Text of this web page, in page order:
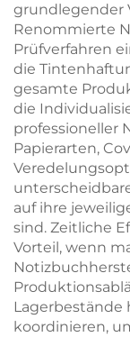
grundlegender
Renommierte
Prüfverfahren
die
gesamte
die
professioneller
Papierarten,
auf ihre
sind. Zeitliche
Vorteil, wenn
Lagerbestände
koordinieren,